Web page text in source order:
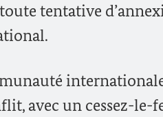
tentative
avec un cessez-le-